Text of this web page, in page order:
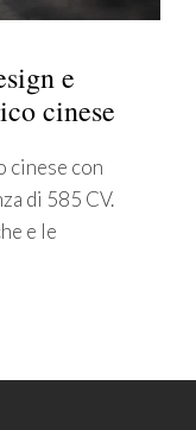
e
cinese
cinese con
di 585 CV.
e le